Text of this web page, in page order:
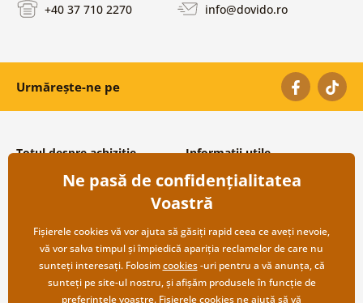
+40 37 710 2270 info@dovido.ro
Urmărește-ne pe
Totul despre achiziție
Condiții și termeni generali
Protecția datelor personale
Transport și modalități de plată
Returnare
Informații utile
Despre noi
Întrebări frecvente
Contacte
Cooperare angro
Ne pasă de confidențialitatea
Voastră
Fișierele cookies vă vor ajuta să găsiți rapid ceea ce aveți nevoie,
vă vor salva timpul și împiedică apariția reclamelor de care nu
sunteți interesați. Folosimcookies-uri pentru a vă anunța, că
sunteți pe site-ul nostru, și afișăm produsele în funcție de
preferințele voastre. Fișierele cookies ne ajută să vă